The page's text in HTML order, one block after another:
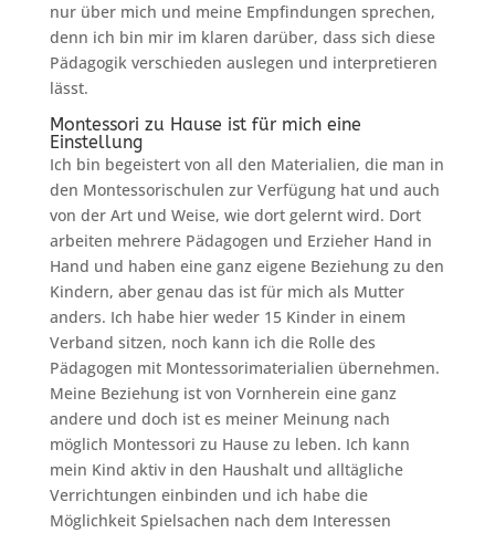
nur über mich und meine Empfindungen sprechen,
denn ich bin mir im klaren darüber, dass sich diese
Pädagogik verschieden auslegen und interpretieren
lässt.
Montessori zu Hause ist für mich eine
Einstellung
Ich bin begeistert von all den Materialien, die man in
den Montessorischulen zur Verfügung hat und auch
von der Art und Weise, wie dort gelernt wird. Dort
arbeiten mehrere Pädagogen und Erzieher Hand in
Hand und haben eine ganz eigene Beziehung zu den
Kindern, aber genau das ist für mich als Mutter
anders. Ich habe hier weder 15 Kinder in einem
Verband sitzen, noch kann ich die Rolle des
Pädagogen mit Montessorimaterialien übernehmen.
Meine Beziehung ist von Vornherein eine ganz
andere und doch ist es meiner Meinung nach
möglich Montessori zu Hause zu leben. Ich kann
mein Kind aktiv in den Haushalt und alltägliche
Verrichtungen einbinden und ich habe die
Möglichkeit Spielsachen nach dem Interessen